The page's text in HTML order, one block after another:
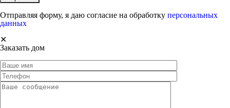
Отправляя форму, я даю согласие на обработку персональных
данных
✕
Заказать дом